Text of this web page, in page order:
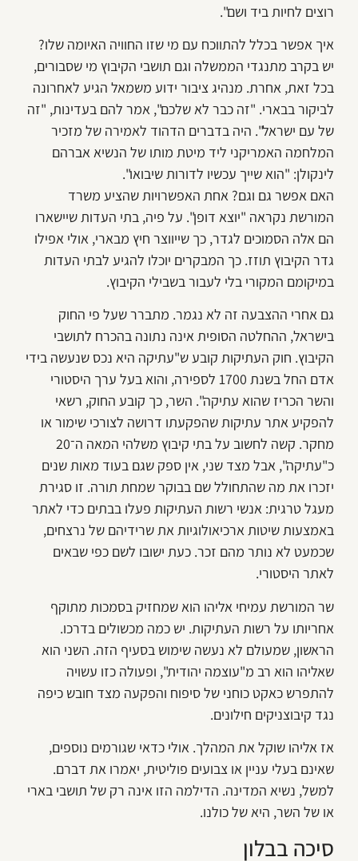
רוצים לחיות ביד ושם".
איך אפשר בכלל להתווכח עם מי שזו החוויה האיומה שלו?
יש בקרב מתנגדי הממשלה וגם תושבי הקיבוץ מי שסבורים,
בכל זאת, אחרת. מנהיג ציבור ידוע משמאל הגיע לאחרונה
לביקור בבארי. "זה כבר לא שלכם", אמר להם בעדינות, "זה
של עם ישראל". היה בדברים הדהוד לאמירה של מזכיר
המלחמה האמריקני ליד מיטת מותו של הנשיא אברהם
לינקולן: "הוא שייך עכשיו לדורות שיבואו".
האם אפשר גם וגם? אחת האפשרויות שהציע משרד
המורשת נקראה "יוצא דופן". על פיה, בתי העדות שיישארו
הם אלה הסמוכים לגדר, כך שייווצר חיץ מבארי, אולי אפילו
גדר הקיבוץ תוזז. כך המבקרים יוכלו להגיע לבתי העדות
במיקומם המקורי בלי לעבור בשבילי הקיבוץ.
גם אחרי ההצבעה זה לא נגמר. מתברר שעל פי החוק
בישראל, ההחלטה הסופית אינה נתונה בהכרח לתושבי
הקיבוץ. חוק העתיקות קובע ש"עתיקה היא נכס שנעשה בידי
אדם החל בשנת 1700 לספירה, והוא בעל ערך היסטורי
והשר הכריז שהוא עתיקה". השר, כך קובע החוק, רשאי
להפקיע אתר עתיקות שהפקעתו דרושה לצורכי שימור או
מחקר. קשה לחשוב על בתי קיבוץ משלהי המאה ה־20
כ"עתיקה", אבל מצד שני, אין ספק שגם בעוד מאות שנים
יזכרו את מה שהתחולל שם בבוקר שמחת תורה. זו סגירת
מעגל טרגית: אנשי רשות העתיקות פעלו בבתים כדי לאתר
באמצעות שיטות ארכיאולוגיות את שרידיהם של נרצחים,
שכמעט לא נותר מהם זכר. כעת ישובו לשם כפי שבאים
לאתר היסטורי.
שר המורשת עמיחי אליהו הוא שמחזיק בסמכות מתוקף
אחריותו על רשות העתיקות. יש כמה מכשולים בדרכו.
הראשון, שמעולם לא נעשה שימוש בסעיף הזה. השני הוא
שאליהו הוא רב מ"עוצמה יהודית", ופעולה כזו עשויה
להתפרש כאקט כוחני של סיפוח והפקעה מצד חובש כיפה
נגד קיבוצניקים חילונים.
אז אליהו שוקל את המהלך. אולי כדאי שגורמים נוספים,
שאינם בעלי עניין או צבועים פוליטית, יאמרו את דברם.
למשל, נשיא המדינה. הדילמה הזו אינה רק של תושבי בארי
או של השר, היא של כולנו.
סיכה בבלון